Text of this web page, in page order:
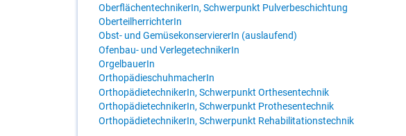
OberflächentechnikerIn, Schwerpunkt Pulverbeschichtung
OberteilherrichterIn
Obst- und GemüsekonserviererIn (auslaufend)
Ofenbau- und VerlegetechnikerIn
OrgelbauerIn
OrthopädieschuhmacherIn
OrthopädietechnikerIn, Schwerpunkt Orthesentechnik
OrthopädietechnikerIn, Schwerpunkt Prothesentechnik
OrthopädietechnikerIn, Schwerpunkt Rehabilitationstechnik